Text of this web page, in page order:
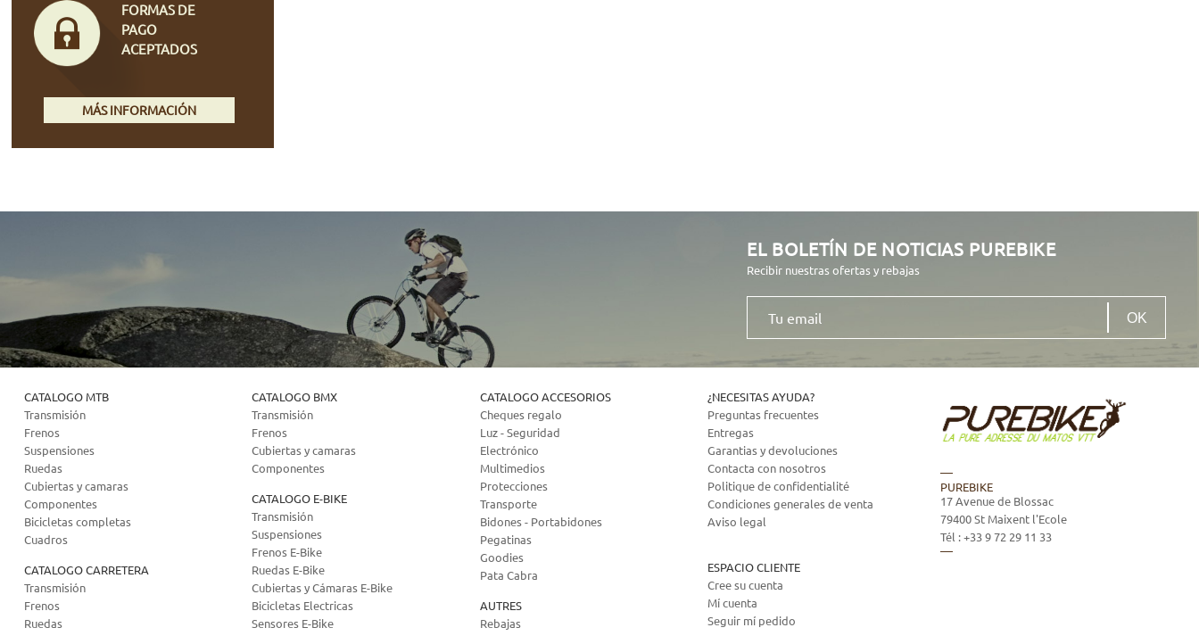
FORMAS DE
PAGO
ACEPTADOS
MÁS INFORMACIÓN
EL BOLETÍN DE NOTICIAS PUREBIKE
Recibir nuestras ofertas y rebajas
Tu
email
CATALOGO MTB
Transmisión
Frenos
Suspensiones
Ruedas
Cubiertas y camaras
Componentes
Bicicletas completas
Cuadros
CATALOGO CARRETERA
Transmisión
Frenos
Ruedas
CATALOGO BMX
Transmisión
Frenos
Cubiertas y camaras
Componentes
CATALOGO E-BIKE
Transmisión
Suspensiones
Frenos E-Bike
Ruedas E-Bike
Cubiertas y Cámaras E-Bike
Bicicletas Electricas
Sensores E-Bike
CATALOGO ACCESORIOS
Cheques regalo
Luz - Seguridad
Electrónico
Multimedios
Protecciones
Transporte
Bidones - Portabidones
Pegatinas
Goodies
Pata Cabra
AUTRES
Rebajas
¿NECESITAS AYUDA?
Preguntas frecuentes
Entregas
Garantias y devoluciones
Contacta con nosotros
Politique de confidentialité
Condiciones generales de venta
Aviso legal
ESPACIO CLIENTE
Cree su cuenta
Mí cuenta
Seguir mí pedido
PUREBIKE
17 Avenue de Blossac
79400St Maixent l'Ecole
Tél :+33 9 72 29 11 33